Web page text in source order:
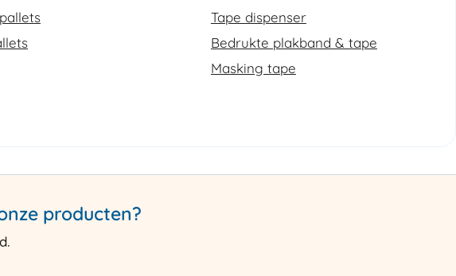
Tape dispenser
Bedrukte plakband & tape
Masking tape
producten?